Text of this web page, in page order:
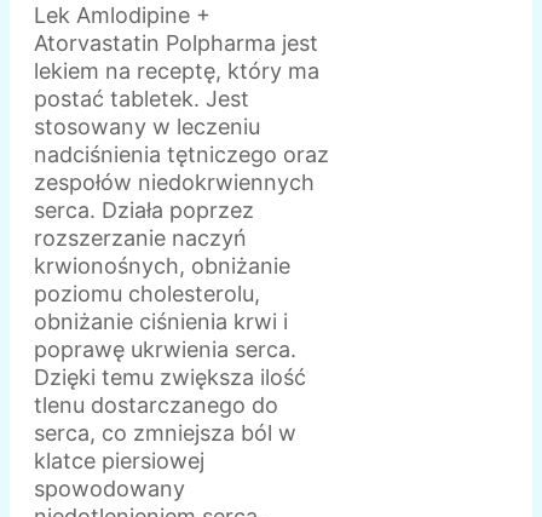
Lek Amlodipine +
Atorvastatin Polpharma jest
lekiem na receptę, który ma
postać tabletek. Jest
stosowany w leczeniu
nadciśnienia tętniczego oraz
zespołów niedokrwiennych
serca. Działa poprzez
rozszerzanie naczyń
krwionośnych, obniżanie
poziomu cholesterolu,
obniżanie ciśnienia krwi i
poprawę ukrwienia serca.
Dzięki temu zwiększa ilość
tlenu dostarczanego do
serca, co zmniejsza ból w
klatce piersiowej
spowodowany